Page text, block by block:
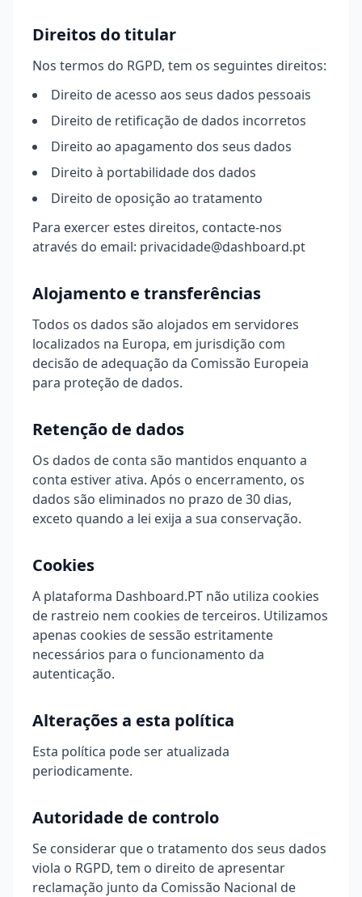
Direitos do titular
Nos termos do RGPD, tem os seguintes direitos:
Direito de acesso aos seus dados pessoais
Direito de retificação de dados incorretos
Direito ao apagamento dos seus dados
Direito à portabilidade dos dados
Direito de oposição ao tratamento
Para exercer estes direitos, contacte-nos
através do email: privacidade@dashboard.pt
Alojamento e transferências
Todos os dados são alojados em servidores
localizados na Europa, em jurisdição com
decisão de adequação da Comissão Europeia
para proteção de dados.
Retenção de dados
Os dados de conta são mantidos enquanto a
conta estiver ativa. Após o encerramento, os
dados são eliminados no prazo de 30 dias,
exceto quando a lei exija a sua conservação.
Cookies
A plataforma Dashboard.PT não utiliza cookies
de rastreio nem cookies de terceiros. Utilizamos
apenas cookies de sessão estritamente
necessários para o funcionamento da
autenticação.
Alterações a esta política
Esta política pode ser atualizada
periodicamente.
Autoridade de controlo
Se considerar que o tratamento dos seus dados
viola o RGPD, tem o direito de apresentar
reclamação junto da Comissão Nacional de